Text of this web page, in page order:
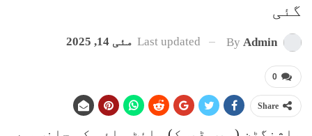
گئی
By Admin
Last updated مئی 14, 2025
0
Share